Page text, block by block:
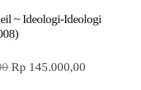
~ Ideologi-Ideologi
Harga
Rp 145.000,00